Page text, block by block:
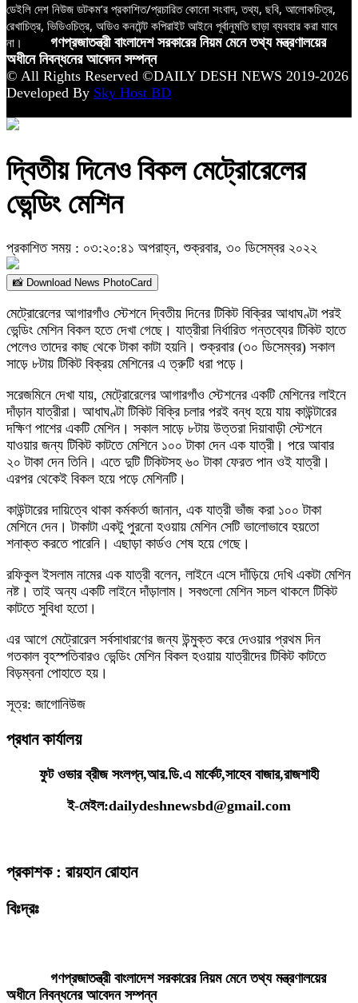
ডেইলি দেশ নিউজ ডটকম’র প্রকাশিত/প্রচারিত কোনো সংবাদ, তথ্য, ছবি, আলোকচিত্র,
রেখাচিত্র, ভিডিওচিত্র, অডিও কনটেন্ট কপিরাইট আইনে পূর্বানুমতি ছাড়া ব্যবহার করা যাবে
না।
গণপ্রজাতন্ত্রী বাংলাদেশ সরকারের নিয়ম মেনে তথ্য মন্ত্রণালয়ের
অধীনে নিবন্ধনের আবেদন সম্পন্ন
© All Rights Reserved ©DAILY DESH NEWS 2019-2026
Developed By Sky Host BD
দ্বিতীয় দিনেও বিকল মেট্রোরেলের
ভেন্ডিং মেশিন
প্রকাশিত সময় : ০৩:২০:৪১ অপরাহ্ন, শুক্রবার, ৩০ ডিসেম্বর ২০২২
📸 Download News PhotoCard
মেট্রোরেলের আগারগাঁও স্টেশনে দ্বিতীয় দিনের টিকিট বিক্রির আধাঘণ্টা পরই
ভেন্ডিং মেশিন বিকল হতে দেখা গেছে। যাত্রীরা নির্ধারিত গন্তব্যের টিকিট হাতে
পেলেও তাদের কাছ থেকে টাকা কাটা হয়নি। শুক্রবার (৩০ ডিসেম্বর) সকাল
সাড়ে ৮টায় টিকিট বিক্রয় মেশিনের এ ত্রুটি ধরা পড়ে।
সরেজমিনে দেখা যায়, মেট্রোরেলের আগারগাঁও স্টেশনের একটি মেশিনের লাইনে
দাঁড়ান যাত্রীরা। আধাঘণ্টা টিকিট বিক্রি চলার পরই বন্ধ হয়ে যায় কাউন্টারের
দক্ষিণ পাশের একটি মেশিন। সকাল সাড়ে ৮টায় উত্তরা দিয়াবাড়ী স্টেশনে
যাওয়ার জন্য টিকিট কাটতে মেশিনে ১০০ টাকা দেন এক যাত্রী। পরে আবার
২০ টাকা দেন তিনি। এতে দুটি টিকিটসহ ৬০ টাকা ফেরত পান ওই যাত্রী।
এরপর থেকেই বিকল হয়ে পড়ে মেশিনটি।
কাউন্টারের দায়িত্বে থাকা কর্মকর্তা জানান, এক যাত্রী ভাঁজ করা ১০০ টাকা
মেশিনে দেন। টাকাটা একটু পুরনো হওয়ায় মেশিন সেটি ভালোভাবে হয়তো
শনাক্ত করতে পারেনি। এছাড়া কার্ডও শেষ হয়ে গেছে।
রফিকুল ইসলাম নামের এক যাত্রী বলেন, লাইনে এসে দাঁড়িয়ে দেখি একটা মেশিন
নষ্ট। তাই অন্য একটি লাইনে দাঁড়ালাম। সবগুলো মেশিন সচল থাকলে টিকিট
কাটতে সুবিধা হতো।
এর আগে মেট্রোরেল সর্বসাধারণের জন্য উন্মুক্ত করে দেওয়ার প্রথম দিন
গতকাল বৃহস্পতিবারও ভেন্ডিং মেশিন বিকল হওয়ায় যাত্রীদের টিকিট কাটতে
বিড়ম্বনা পোহাতে হয়।
সূত্র: জাগোনিউজ
প্রধান কার্যালয়
ফুট ওভার ব্রীজ সংলগ্ন,আর.ডি.এ মার্কেট,সাহেব বাজার,রাজশাহী
ই-মেইল:dailydeshnewsbd@gmail.com
প্রকাশক : রায়হান রোহান
বিঃদ্রঃ
গণপ্রজাতন্ত্রী বাংলাদেশ সরকারের নিয়ম মেনে তথ্য মন্ত্রণালয়ের
অধীনে নিবন্ধনের আবেদন সম্পন্ন